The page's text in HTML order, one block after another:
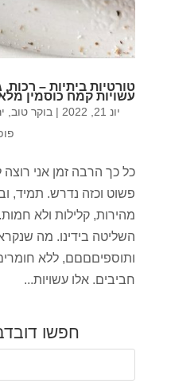
טורטיות ביתיות –
עשויות קמח כוסמין
יונ 21, 2022 | בוקר טוב
כל כך הרבה זמן אני
פשוט וכזה נדרש. תמיד,
מהירות, קלילות ולא
השליטה בידינו. מה
ותוספיםםםם, ללא
חביבים. אלו עשויות...
חפשו